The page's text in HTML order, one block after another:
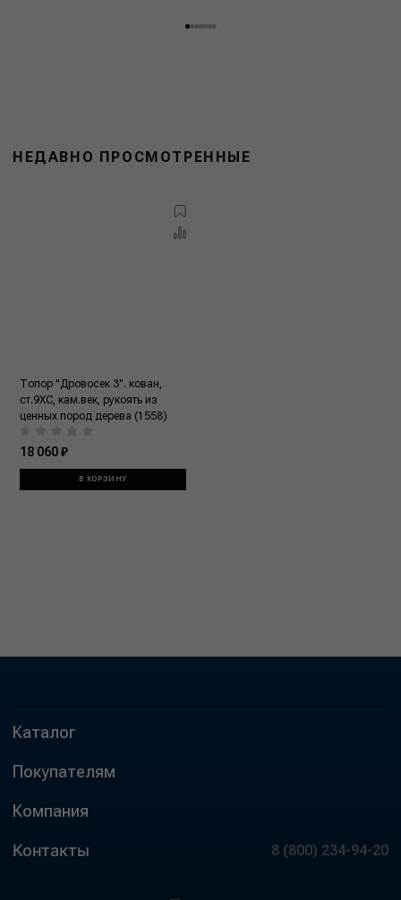
НЕДАВНО ПРОСМОТРЕННЫЕ
Топор "Дровосек 3". кован,
ст.9ХС, кам.век, рукоять из
ценных пород дерева (1558)
18 060 ₽
В КОРЗИНУ
Каталог
Покупателям
Компания
Контакты 8 (800) 234-94-20